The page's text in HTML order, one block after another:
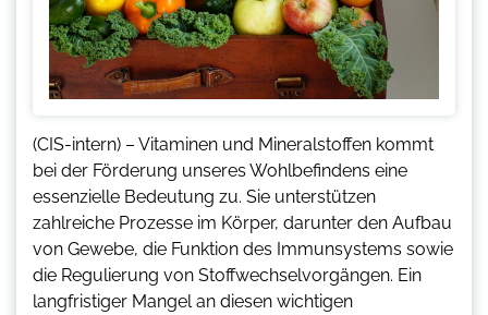
(CIS-intern) – Vitaminen und Mineralstoffen kommt
bei der Förderung unseres Wohlbefindens eine
essenzielle Bedeutung zu. Sie unterstützen
zahlreiche Prozesse im Körper, darunter den Aufbau
von Gewebe, die Funktion des Immunsystems sowie
die Regulierung von Stoffwechselvorgängen. Ein
langfristiger Mangel an diesen wichtigen